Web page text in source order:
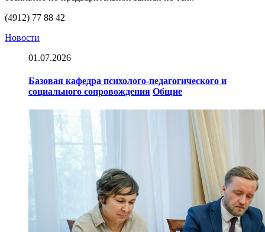
(4912) 77 88 42
Новости
01.07.2026
Базовая кафедра психолого-педагогического и
социального сопровождения Общие